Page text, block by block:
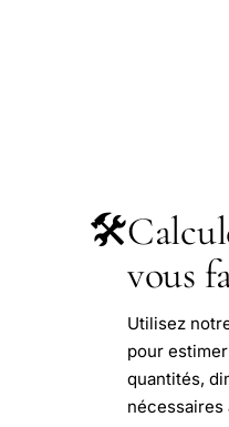
🛠️
vous
Utilisez
pour
quantités,
nécessaires